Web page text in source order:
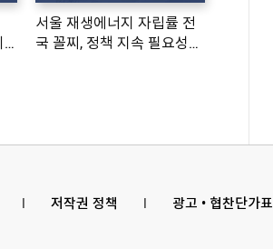
서울 재생에너지 자립률 전
국 꼴찌, 정책 지속 필요성
l 저작권 정책 l 광고 • 협찬단가표